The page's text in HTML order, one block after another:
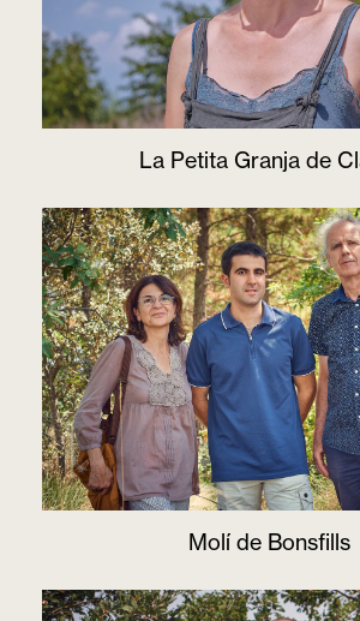
La Petita Granja de
Molí de Bonsfills